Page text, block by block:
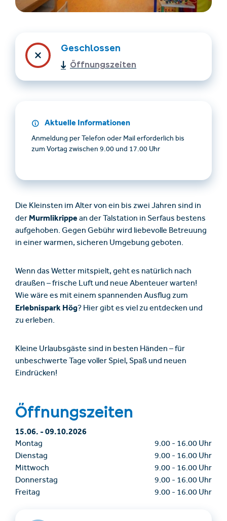
Gutscheinshop
Geschlossen
Öffnungszeiten
Aktuelle Informationen
Anmeldung per Telefon oder Mail erforderlich bis
zum Vortag zwischen 9.00 und 17.00 Uhr
Die Kleinsten im Alter von ein bis zwei Jahren sind in
derMurmlikrippe an der Talstation in Serfaus bestens
aufgehoben. Gegen Gebühr wird liebevolle Betreuung
in einer warmen, sicheren Umgebung geboten.
Wenn das Wetter mitspielt, geht es natürlich nach
draußen – frische Luft und neue Abenteuer warten!
Wie wäre es mit einem spannenden Ausflug zum
Erlebnispark Hög? Hier gibt es viel zu entdecken und
zu erleben.
Kleine Urlaubsgäste sind in besten Händen – für
unbeschwerte Tage voller Spiel, Spaß und neuen
Eindrücken!
Öffnungszeiten
15.06.-09.10.2026
Montag 9.00 - 16.00 Uhr
Dienstag
9.00 - 16.00 Uhr
Mittwoch
9.00 - 16.00 Uhr
Donnerstag
9.00 - 16.00 Uhr
Freitag
9.00 - 16.00 Uhr